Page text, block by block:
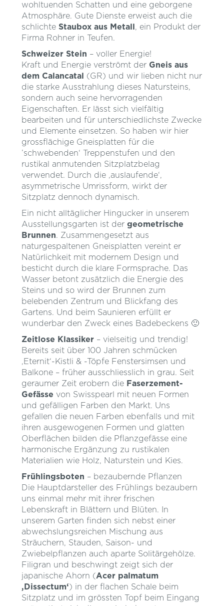
wohltuenden Schatten und eine geborgene
Atmosphäre. Gute Dienste erweist auch die
schlichte Staubox aus Metall , ein Produkt der
Firma Rohner in Teufen.
Schweizer Stein – voller Energie!
Kraft und Energie verströmt der Gneis aus
dem Calancatal
(GR) und wir lieben nicht nur
die starke Ausstrahlung dieses Natursteins,
sondern auch seine hervorragenden
Eigenschaften. Er lässt sich vielfältig
bearbeiten und für unterschiedlichste Zwecke
und Elemente einsetzen. So haben wir hier
grossflächige Gneisplatten für die
’schwebenden‘ Treppenstufen und den
rustikal anmutenden Sitzplatzbelag
verwendet. Durch die ‚auslaufende‘,
asymmetrische Umrissform, wirkt der
Sitzplatz dennoch dynamisch.
Ein nicht alltäglicher Hingucker in unserem
Ausstellungsgarten ist der geometrische
Brunnen. Zusammengesetzt aus
naturgespaltenen Gneisplatten vereint er
Natürlichkeit mit modernem Design und
besticht durch die klare Formsprache. Das
Wasser betont zusätzlich die Energie des
Steins und so wird der Brunnen zum
belebenden Zentrum und Blickfang des
Gartens. Und beim Saunieren erfüllt er
wunderbar den Zweck eines Badebeckens 🙂
Zeitlose Klassiker – vielseitig und trendig!
Bereits seit über 100 Jahren schmücken
‚Eternit‘-Kistli & -Töpfe Fenstersimsen und
Balkone – früher ausschliesslich in grau. Seit
geraumer Zeit erobern die Faserzement-
Gefässe von Swisspearl mit neuen Formen
und gefälligen Farben den Markt. Uns
gefallen die neuen Farben ebenfalls und mit
ihren ausgewogenen Formen und glatten
Oberflächen bilden die Pflanzgefässe eine
harmonische Ergänzung zu rustikalen
Materialien wie Holz, Naturstein und Kies.
Frühlingsboten – bezaubernde Pflanzen
Die Hauptdarsteller des Frühlings bezaubern
uns einmal mehr mit ihrer frischen
Lebenskraft in Blättern und Blüten. In
unserem Garten finden sich nebst einer
abwechslungsreichen Mischung aus
Sträuchern, Stauden, Saison- und
Zwiebelpflanzen auch aparte Solitärgehölze.
Filigran und beschwingt zeigt sich der
japanische Ahorn (Acer palmatum
‚Dissectum‘) in der flachen Schale beim
Sitzplatz und im grössten Topf beim Eingang